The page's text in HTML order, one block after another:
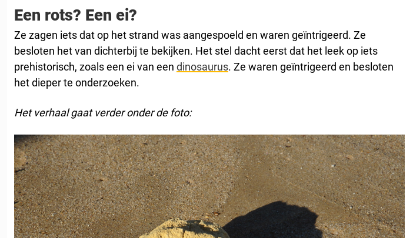
Een rots? Een ei?
Ze zagen iets dat op het strand was aangespoeld en waren geïntrigeerd. Ze
besloten het van dichterbij te bekijken. Het stel dacht eerst dat het leek op iets
prehistorisch, zoals een ei van een dinosaurus. Ze waren geïntrigeerd en besloten
het dieper te onderzoeken.
Het verhaal gaat verder onder de foto: